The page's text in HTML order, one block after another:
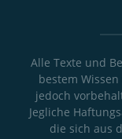
Alle Texte und
bestem
jedoch
Jegliche
die sich aus